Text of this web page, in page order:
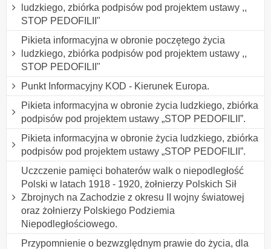
ludzkiego, zbiórka podpisów pod projektem ustawy ,,
STOP PEDOFILII"
Pikieta informacyjna w obronie poczętego życia
ludzkiego, zbiórka podpisów pod projektem ustawy ,,
STOP PEDOFILII"
Punkt Informacyjny KOD - Kierunek Europa.
Pikieta informacyjna w obronie życia ludzkiego, zbiórka
podpisów pod projektem ustawy „STOP PEDOFILII”.
Pikieta informacyjna w obronie życia ludzkiego, zbiórka
podpisów pod projektem ustawy „STOP PEDOFILII”.
Uczczenie pamięci bohaterów walk o niepodległość
Polski w latach 1918 - 1920, żołnierzy Polskich Sił
Zbrojnych na Zachodzie z okresu II wojny światowej
oraz żołnierzy Polskiego Podziemia
Niepodległościowego.
Przypomnienie o bezwzględnym prawie do życia, dla